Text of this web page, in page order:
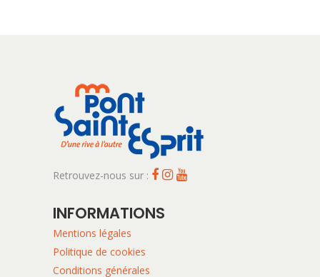
Retrouvez-nous sur :
INFORMATIONS
Mentions légales
Politique de cookies
Conditions générales